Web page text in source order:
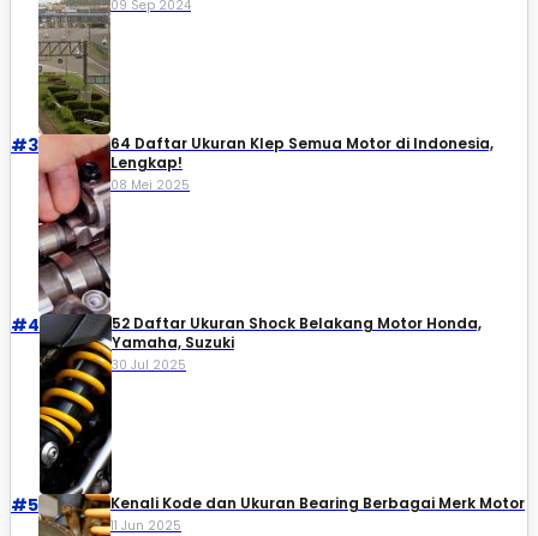
09 Sep 2024
#3
64 Daftar Ukuran Klep Semua Motor di Indonesia,
Lengkap!
08 Mei 2025
#4
52 Daftar Ukuran Shock Belakang Motor Honda,
Yamaha, Suzuki​
30 Jul 2025
#5 Kenali Kode dan Ukuran Bearing Berbagai Merk Motor
11 Jun 2025